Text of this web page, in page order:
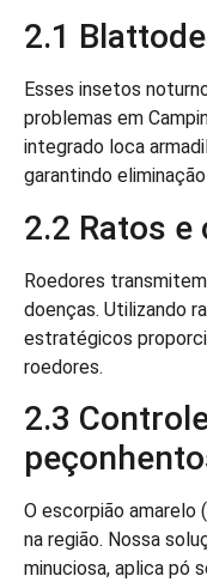
2.1
Esses insetos
problemas em
integrado loca
garantindo
2.2 Ratos
Roedores
doenças. Utilizando
estratégicos
roedores.
2.3
O escorpião amarelo
na região. Nossa
minuciosa, aplica pó